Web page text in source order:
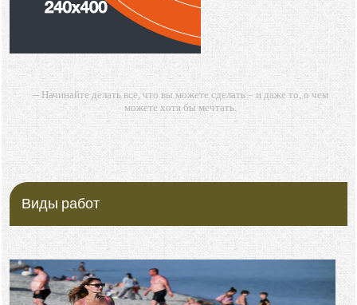
-- Начинайте делать все, что вы можете сделать – и даже то, о чем
можете хотя бы мечтать.
-- Все дело в мыслях. Мысль — начало всего. И мыслями можно
управлять. И поэтому главное дело совершенствования: работать над
мыслями.
-- Идите уверенно по направлению к мечте. Живите той жизнью,
глупость. Из всех страхов самый пугающий — самолюбование.
-- Лучшее, что можно сделать с хорошим советом, это пропустить его
мимо ушей. Он никогда не бывает полезен никому, кроме того, кто его
Виды работ